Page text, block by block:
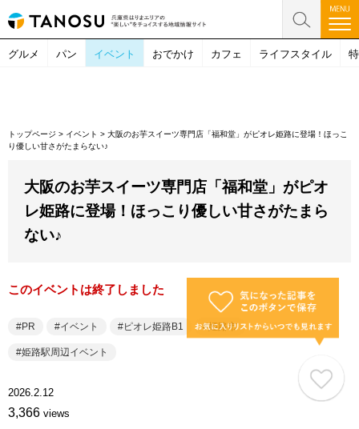
グルメ パン イベント おでかけ カフェ ライフスタイル
トップページ > イベント >大阪のお芋スイーツ専門店「福和堂」がピオレ姫路に登場！ほっこ
り優しい甘さがたまらない♪
大阪のお芋スイーツ専門店「福和堂」がピオ
レ姫路に登場！ほっこり優しい甘さがたまら
ない♪
このイベントは終了しました
PR イベント ピオレ姫路B1 姫路市
姫路駅周辺イベント
2026.2.12
3,366 views